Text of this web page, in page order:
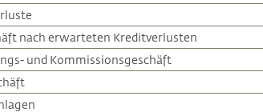
nach erwarteten Kreditverlusten
und Kommissionsgeschäft